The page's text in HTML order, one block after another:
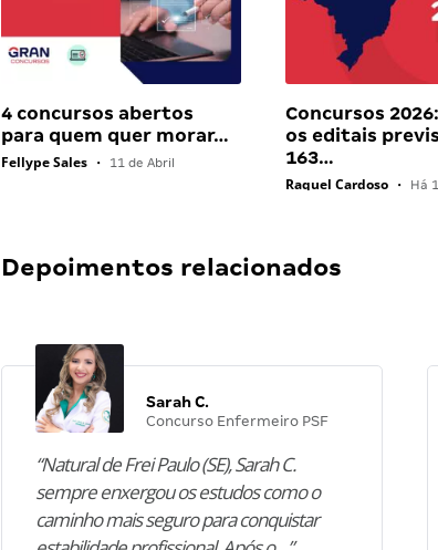
4 concursos abertos
para quem quer morar…
Fellype Sales • 11 de Abril
Concursos
os editais
163…
Raquel Cardoso • Há
Depoimentos relacionados
Sarah C.
Concurso Enfermeiro PSF
“Natural de Frei Paulo (SE), Sarah C.
sempre enxergou os estudos como o
caminho mais seguro para conquistar